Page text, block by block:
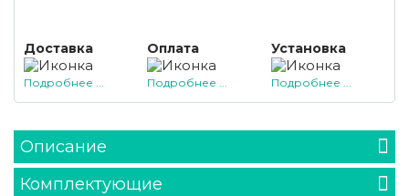
Доставка
Подробнее ...
Оплата
Подробнее ...
Установка
Подробнее ...
Описание
Комплектующие